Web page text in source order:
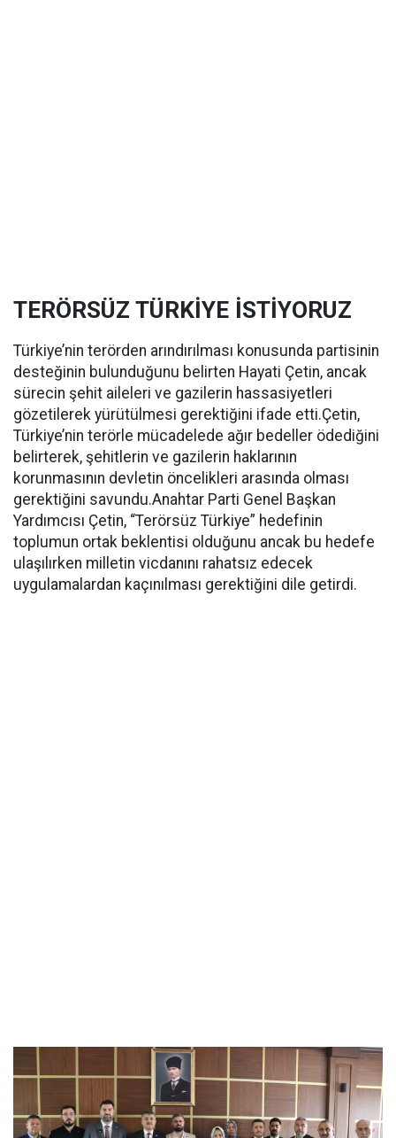
TERÖRSÜZ TÜRKİYE İSTİYORUZ
Türkiye’nin terörden arındırılması konusunda partisinin
desteğinin bulunduğunu belirten Hayati Çetin, ancak
sürecin şehit aileleri ve gazilerin hassasiyetleri
gözetilerek yürütülmesi gerektiğini ifade etti.Çetin,
Türkiye’nin terörle mücadelede ağır bedeller ödediğini
belirterek, şehitlerin ve gazilerin haklarının
korunmasının devletin öncelikleri arasında olması
gerektiğini savundu.Anahtar Parti Genel Başkan
Yardımcısı Çetin, “Terörsüz Türkiye” hedefinin
toplumun ortak beklentisi olduğunu ancak bu hedefe
ulaşılırken milletin vicdanını rahatsız edecek
uygulamalardan kaçınılması gerektiğini dile getirdi.